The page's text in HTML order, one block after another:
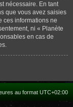
nécessaire. En tant
que vous avez saisies
ces informations ne
ni « Planète
en cas de
au format UTC+02:00